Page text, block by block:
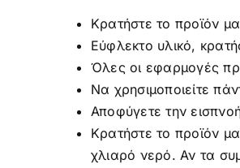
Κρατήστε το προϊόν
Εύφλεκτο υλικό,
Όλες οι εφαρμογές
Να χρησιμοποιείτε
Αποφύγετε την
Κρατήστε το προϊόν
χλιαρό νερό. Αν τα